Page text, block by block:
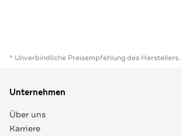
* Unverbindliche Preisempfehlung des
Unternehmen
Über uns
Karriere